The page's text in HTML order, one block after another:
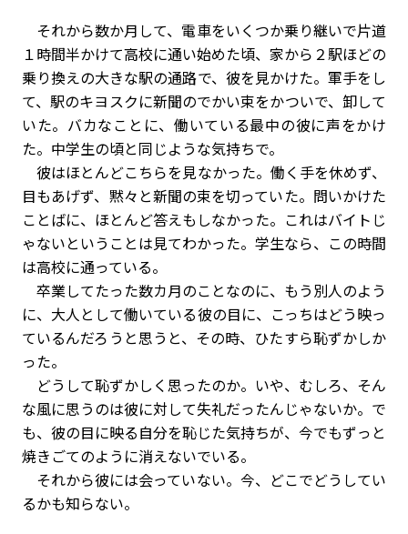
それから数か月して、電車をいくつか乗り継いで片道
１時間半かけて高校に通い始めた頃、家から２駅ほどの
乗り換えの大きな駅の通路で、彼を見かけた。軍手をし
て、駅のキヨスクに新聞のでかい束をかついで、卸して
いた。バカなことに、働いている最中の彼に声をかけ
た。中学生の頃と同じような気持ちで。
彼はほとんどこちらを見なかった。働く手を休めず、
目もあげず、黙々と新聞の束を切っていた。問いかけた
ことばに、ほとんど答えもしなかった。これはバイトじ
ゃないということは見てわかった。学生なら、この時間
は高校に通っている。
卒業してたった数カ月のことなのに、もう別人のよう
に、大人として働いている彼の目に、こっちはどう映っ
ているんだろうと思うと、その時、ひたすら恥ずかしか
った。
どうして恥ずかしく思ったのか。いや、むしろ、そん
な風に思うのは彼に対して失礼だったんじゃないか。で
も、彼の目に映る自分を恥じた気持ちが、今でもずっと
焼きごてのように消えないでいる。
それから彼には会っていない。今、どこでどうしてい
るかも知らない。